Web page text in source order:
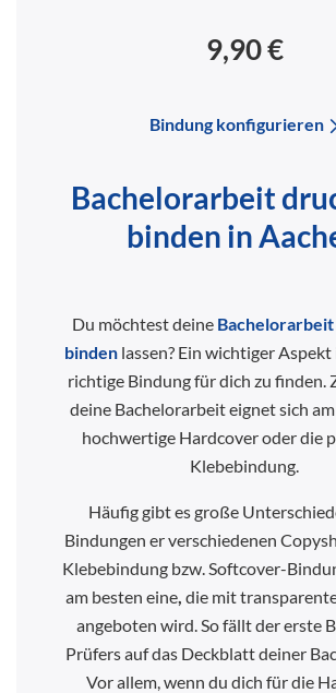
9,90 €
Bindung konfigurieren
Bachelorarbeit
binden in
Du möchtest deine
binden lassen? Ein wichtiger
richtige Bindung für dich zu finden.
deine Bachelorarbeit eignet sich
hochwertige Hardcover oder die
Klebebindung.
Häufig gibt es große
Bindungen er verschiedenen
Klebebindung bzw. Softcover-
am besten eine die mit
angeboten wird. So fällt der erste
Prüfers auf das Deckblatt deiner
Vor allem, wenn du dich für die